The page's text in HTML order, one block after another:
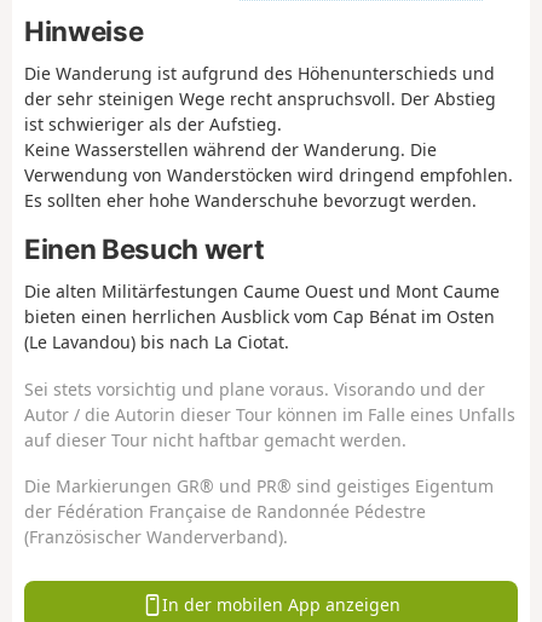
Hinweise
Die Wanderung ist aufgrund des Höhenunterschieds und
der sehr steinigen Wege recht anspruchsvoll. Der Abstieg
ist schwieriger als der Aufstieg.
Keine Wasserstellen während der Wanderung. Die
Verwendung von Wanderstöcken wird dringend empfohlen.
Es sollten eher hohe Wanderschuhe bevorzugt werden.
Einen Besuch wert
Die alten Militärfestungen Caume Ouest und Mont Caume
bieten einen herrlichen Ausblick vom Cap Bénat im Osten
(Le Lavandou) bis nach La Ciotat.
Sei stets vorsichtig und plane voraus. Visorando und der
Autor / die Autorin dieser Tour können im Falle eines Unfalls
auf dieser Tour nicht haftbar gemacht werden.
Die Markierungen GR® und PR® sind geistiges Eigentum
der Fédération Française de Randonnée Pédestre
(Französischer Wanderverband).
In der mobilen App anzeigen